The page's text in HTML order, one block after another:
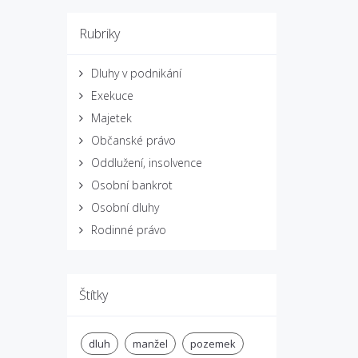
Rubriky
Dluhy v podnikání
Exekuce
Majetek
Občanské právo
Oddlužení, insolvence
Osobní bankrot
Osobní dluhy
Rodinné právo
Štítky
dluh manžel pozemek